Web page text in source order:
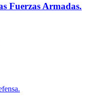
Fuerzas Armadas.